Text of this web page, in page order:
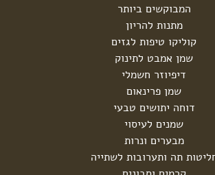
המבוקשים ביותר
מתנות להריון
קוליקו טיפות לגזים
שמן אמבט לתינוק
דיפיוזר חשמלי
שמן פרינאום
דוחה יתושים טבעי
שמנים לעיסוי
מבערים ונרות
תה ותערובות לשתייה